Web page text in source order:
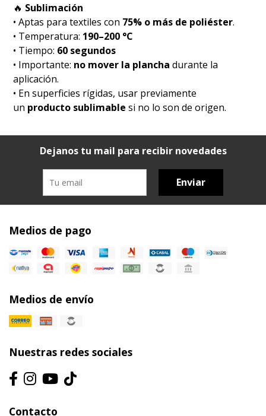
🔥 Sublimación
• Aptas para textiles con 75% o más de poliéster.
• Temperatura: 190–200 °C
• Tiempo: 60 segundos
• Importante: no mover la plancha durante la
aplicación.
• En superficies rígidas, usar previamente
un producto sublimable si no lo son de origen.
Dejanos tu mail para recibir novedades
Enviar
Medios de pago
Medios de envío
Nuestras redes sociales
Contacto